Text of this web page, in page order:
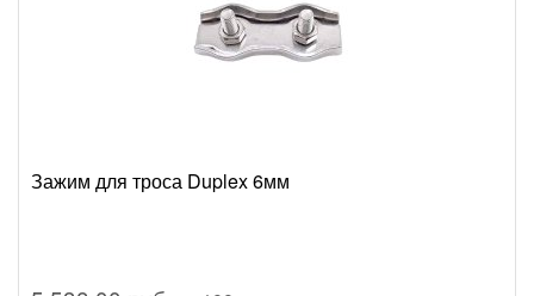
Зажим для троса Duplex 6мм